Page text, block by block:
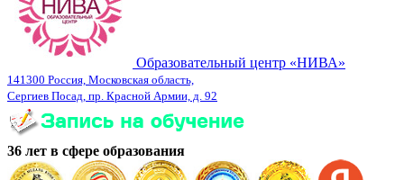
Образовательный центр «НИВА»
141300 Россия, Московская область,
Сергиев Посад, пр. Красной Армии, д. 92
36 лет в сфере образования